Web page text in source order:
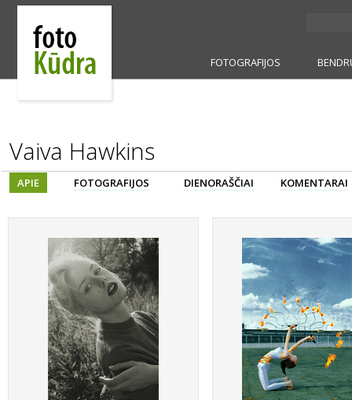
FOTOGRAFIJOS
Vaiva Hawkins
APIE FOTOGRAFIJOS DIENORAŠČIAI KOMENTARAI